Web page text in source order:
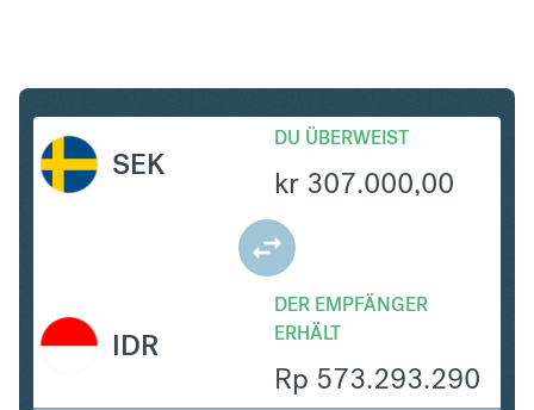
SEK
DU ÜBERWEIST
kr 307.000,00
DER EMPFÄNGER
ERHÄLT
Rp 573.293.290
IDR